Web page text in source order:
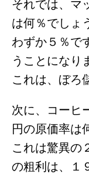
は何％でしょ
わずか５％で
うことになり
これは、ぼろ
次に、コーヒ
円の原価率は
これは驚異の
の粗利は、１